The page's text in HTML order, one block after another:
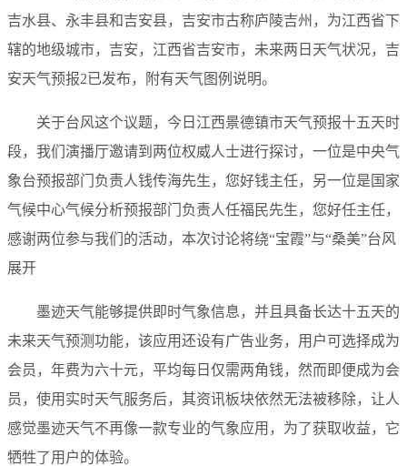
吉水县、永丰县和吉安县，吉安市古称庐陵吉州，为江西省下
辖的地级城市，吉安，江西省吉安市，未来两日天气状况，吉
安天气预报2已发布，附有天气图例说明。
关于台风这个议题，今日江西景德镇市天气预报十五天时
段，我们演播厅邀请到两位权威人士进行探讨，一位是中央气
象台预报部门负责人钱传海先生，您好钱主任，另一位是国家
气候中心气候分析预报部门负责人任福民先生，您好任主任，
感谢两位参与我们的活动，本次讨论将绕“宝霞”与“桑美”台风
展开
墨迹天气能够提供即时气象信息，并且具备长达十五天的
未来天气预测功能，该应用还设有广告业务，用户可选择成为
会员，年费为六十元，平均每日仅需两角钱，然而即便成为会
员，使用实时天气服务后，其资讯板块依然无法被移除，让人
感觉墨迹天气不再像一款专业的气象应用，为了获取收益，它
牺牲了用户的体验。